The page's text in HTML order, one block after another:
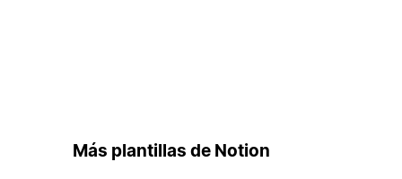
Más plantillas de Notion